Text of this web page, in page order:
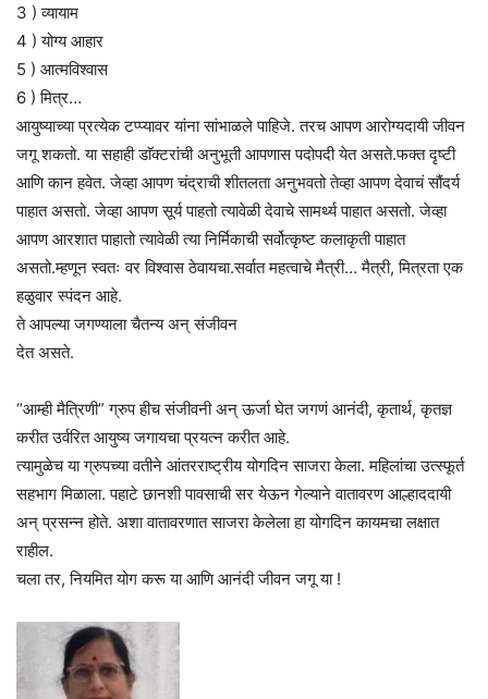
3 ) व्यायाम
4 ) योग्य आहार
5 ) आत्मविश्वास
6 ) मित्र…
आयुष्याच्या प्रत्येक टप्प्यावर यांना सांभाळले पाहिजे. तरच आपण आरोग्यदायी जीवन
जगू शकतो. या सहाही डाॅक्टरांची अनुभूती आपणास पदोपदी येत असते.फक्त दृष्टी
आणि कान हवेत. जेव्हा आपण चंद्राची शीतलता अनुभवतो तेव्हा आपण देवाचं सौंदर्य
पाहात असतो. जेव्हा आपण सूर्य पाहतो त्यावेळी देवाचे सामर्थ्य पाहात असतो. जेव्हा
आपण आरशात पाहातो त्यावेळी त्या निर्मिकाची सर्वोत्कृष्ट कलाकृती पाहात
असतो.म्हणून स्वतः वर विश्वास ठेवायचा.सर्वात महत्वाचे मैत्री… मैत्री, मित्रता एक
हळुवार स्पंदन आहे.
ते आपल्या जगण्याला चैतन्य अन् संजीवन
देत असते.
“आम्ही मैत्रिणी” ग्रुप हीच संजीवनी अन् ऊर्जा घेत जगणं आनंदी, कृतार्थ, कृतज्ञ
करीत उर्वरित आयुष्य जगायचा प्रयत्न करीत आहे.
त्यामुळेच या ग्रुपच्या वतीने आंतरराष्ट्रीय योगदिन साजरा केला. महिलांचा उत्स्फूर्त
सहभाग मिळाला. पहाटे छानशी पावसाची सर येऊन गेल्याने वातावरण आल्हाददायी
अन् प्रसन्न होते. अशा वातावरणात साजरा केलेला हा योगदिन कायमचा लक्षात
राहील.
चला तर, नियमित योग करू या आणि आनंदी जीवन जगू या !